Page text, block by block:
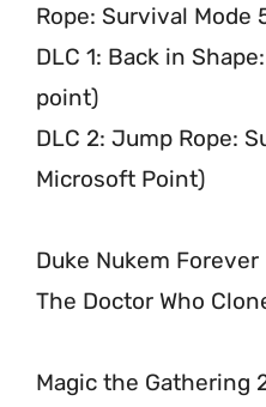
Rope: Survival Mode
DLC 1: Back in
point)
DLC 2: Jump Rope:
Microsoft Point)
Duke Nukem Forever
The Doctor Who
Magic the Gathering